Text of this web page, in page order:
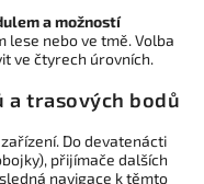
amožností
lese nebo ve tmě. Volba
ve čtyrech úrovních.
a trasových bodů
Do devatenácti
přijímače dalších
navigace k těmto